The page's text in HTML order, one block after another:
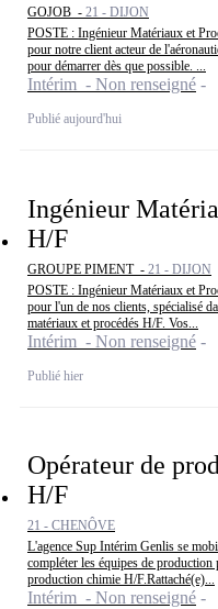
GOJOB - 21 - DIJON
POSTE : Ingénieur Matériaux et
pour notre client acteur de
pour démarrer dès que possible. ...
Intérim - Non renseigné
Publié aujourd'hui
Ingénieur
H/F
GROUPE PIMENT - 21 - DIJON
POSTE : Ingénieur Matériaux et
pour l'un de nos clients, spécialisé
matériaux et procédés H/F. Vos...
Intérim - Non renseigné
Publié hier
Opérateur de
H/F
21 - CHENÔVE
L'agence Sup Intérim Genlis se
compléter les équipes de production
production chimie H/F.Rattaché(e)...
Intérim - Non renseigné